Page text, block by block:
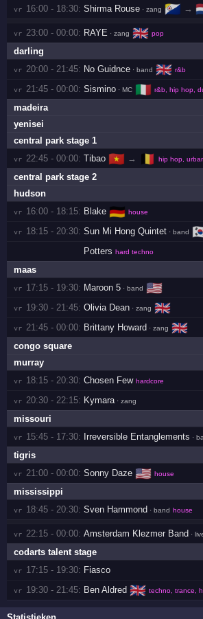
vr 16:00 - 18:30: Shirma Rouse · zang 🇧🇶 →
vr 23:00 - 00:00: RAYE · zang 🇬🇧 pop
darling
vr 20:00 - 21:45: No Guidnce · band 🇬🇧 r&b
vr 21:45 - 00:00: Sismino · MC 🇮🇹 r&b, hip hop,
madeira
yenisei
central park stage 1
vr 22:45 - 00:00: Tibao 🇻🇳 → 🇧🇪 hip hop,
central park stage 2
hudson
vr 16:00 - 18:15: Blake 🇩🇪 house
vr 18:15 - 20:30: Sun Mi Hong Quintet · band
Potters hard techno
maas
vr 17:15 - 19:30: Maroon 5 · band 🇺🇸
vr 19:30 - 21:45: Olivia Dean · zang 🇬🇧
vr 21:45 - 00:00: Brittany Howard · zang 🇬🇧
congo square
murray
vr 18:15 - 20:30: Chosen Few hardcore
vr 20:30 - 22:15: Kymara· zang
missouri
vr 15:45 - 17:30: Irreversible Entanglements ·
tigris
vr 21:00 - 00:00: Sonny Daze 🇺🇸 house
mississippi
vr 18:45 - 20:30: Sven Hammond · band house
vr 22:15 - 00:00: Amsterdam Klezmer Band ·
codarts talent stage
vr 17:15 - 19:30: Fiasco
vr 19:30 - 21:45: Ben Aldred 🇬🇧 techno, trance,